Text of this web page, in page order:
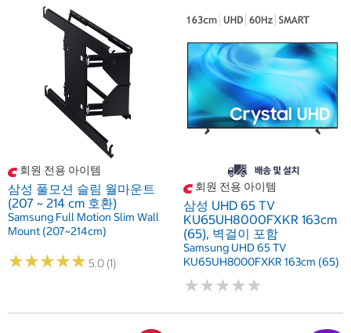
회원 전용 아이템
삼성 풀모션 슬림 월마운트
(207 ~ 214 cm 호환)
Samsung Full Motion Slim Wall
Mount (207~214cm)
★★★★★
★★★★★ 5.0 (1)
회원 전용 아이템
삼성 UHD 65 TV
KU65UH8000FXKR 163cm
(65), 벽걸이 포함
Samsung UHD 65 TV
KU65UH8000FXKR 163cm (65)
★★★★★
★★★★★